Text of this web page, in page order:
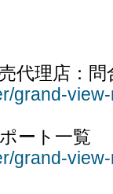
代理店：
grand-
ート一覧
grand-